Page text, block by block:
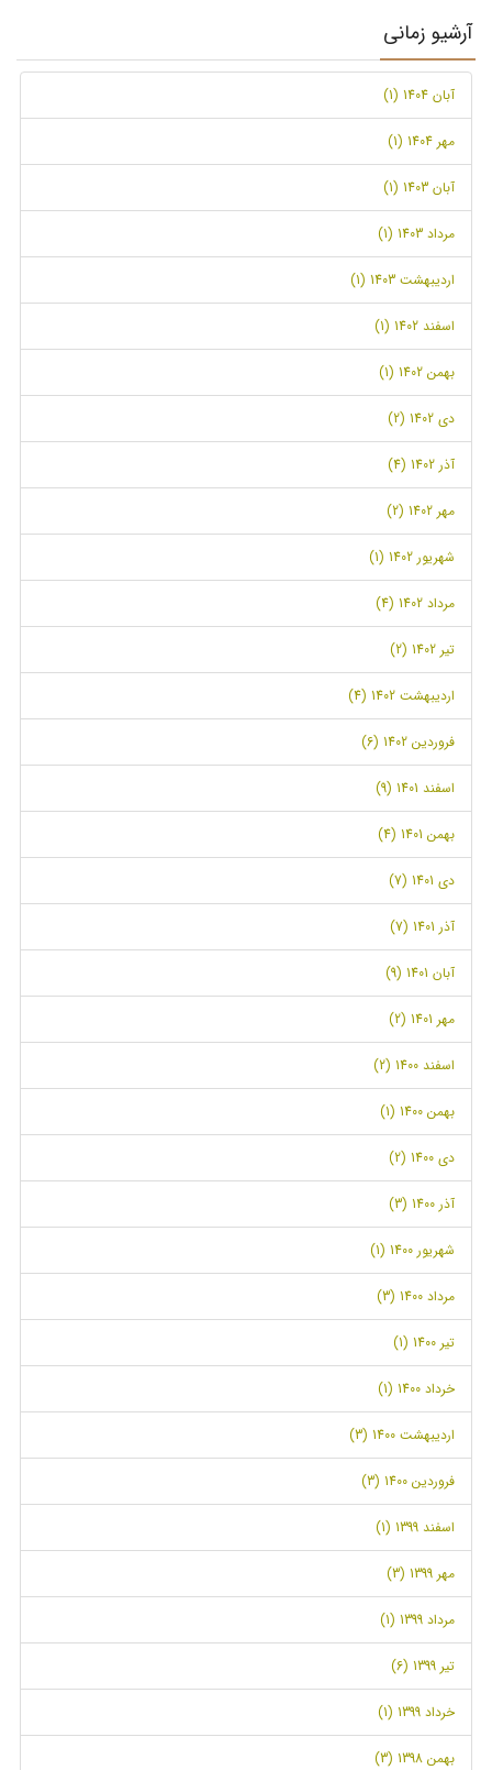
آرشیو زمانی
آبان 1404 (1)
مهر 1404 (1)
آبان 1403 (1)
مرداد 1403 (1)
اردیبهشت 1403 (1)
اسفند 1402 (1)
بهمن 1402 (1)
دی 1402 (2)
آذر 1402 (4)
مهر 1402 (2)
شهریور 1402 (1)
مرداد 1402 (4)
تیر 1402 (2)
اردیبهشت 1402 (4)
فروردین 1402 (6)
اسفند 1401 (9)
بهمن 1401 (4)
دی 1401 (7)
آذر 1401 (7)
آبان 1401 (9)
مهر 1401 (2)
اسفند 1400 (2)
بهمن 1400 (1)
دی 1400 (2)
آذر 1400 (3)
شهریور 1400 (1)
مرداد 1400 (3)
تیر 1400 (1)
خرداد 1400 (1)
اردیبهشت 1400 (3)
فروردین 1400 (3)
اسفند 1399 (1)
مهر 1399 (3)
مرداد 1399 (1)
تیر 1399 (6)
خرداد 1399 (1)
بهمن 1398 (3)